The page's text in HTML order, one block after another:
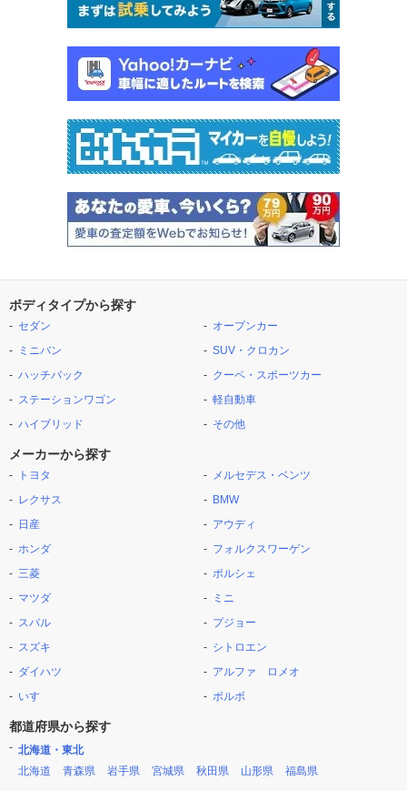
ボディタイプから探す
セダン
ミニバン
ハッチバック
ステーションワゴン
ハイブリッド
オープンカー
SUV・クロカン
クーペ・スポーツカー
軽自動車
その他
メーカーから探す
トヨタ
レクサス
日産
ホンダ
三菱
マツダ
スバル
スズキ
ダイハツ
いすゞ
メルセデス・ベンツ
BMW
アウディ
フォルクスワーゲン
ポルシェ
ミニ
プジョー
シトロエン
アルファ ロメオ
ボルボ
都道府県から探す
北海道・東北
北海道
青森県 岩手県 宮城県 秋田県 山形県 福島県